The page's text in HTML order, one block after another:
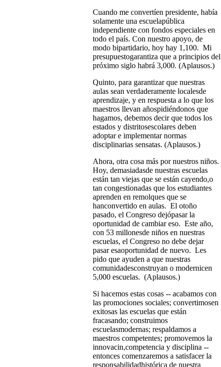
Cuando me convertíen presidente, había
solamente una escuelapública
independiente con fondos especiales en
todo el país. Con nuestro apoyo, de
modo bipartidario, hoy hay 1,100. Mi
presupuestogarantiza que a principios del
próximo siglo habrá 3,000. (Aplausos.)
Quinto, para garantizar que nuestras
aulas sean verdaderamente localesde
aprendizaje, y en respuesta a lo que los
maestros llevan añospidiéndonos que
hagamos, debemos decir que todos los
estados y distritosescolares deben
adoptar e implementar normas
disciplinarias sensatas. (Aplausos.)
Ahora, otra cosa más por nuestros niños.
Hoy, demasiadasde nuestras escuelas
están tan viejas que se están cayendo,o
tan congestionadas que los estudiantes
aprenden en remolques que se
hanconvertido en aulas. El otoño
pasado, el Congreso dejópasar la
oportunidad de cambiar eso. Este año,
con 53 millonesde niños en nuestras
escuelas, el Congreso no debe dejar
pasar esaoportunidad de nuevo. Les
pido que ayuden a que nuestras
comunidadesconstruyan o modernicen
5,000 escuelas. (Aplausos.)
Si hacemos estas cosas -- acabamos con
las promociones sociales; convertimosen
exitosas las escuelas que están
fracasando; construimos
escuelasmodernas; respaldamos a
maestros competentes; promovemos la
innovacin,competencia y disciplina --
entonces comenzaremos a satisfacer la
responsabilidadhistórica de nuestra